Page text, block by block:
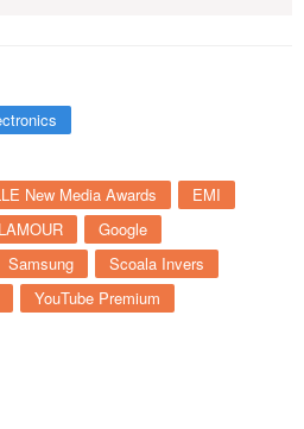
New Media Awards
EMI
Google
Samsung
Scoala Invers
YouTube Premium